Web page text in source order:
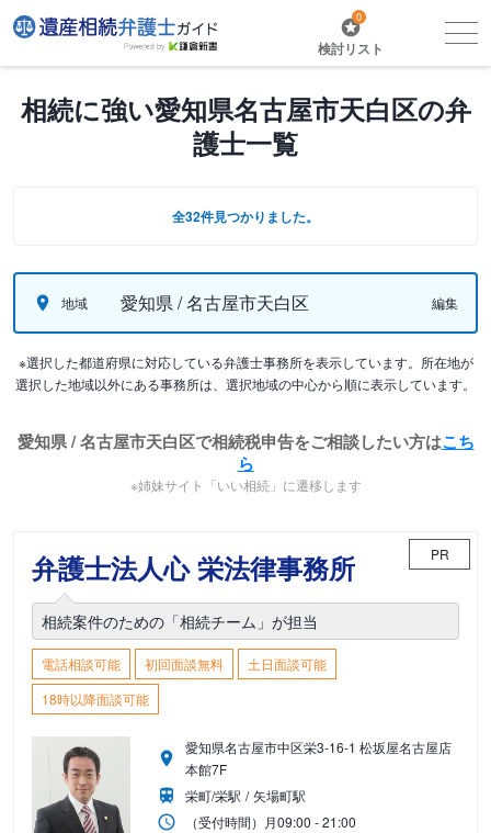
0
検討リスト
相続に強い愛知県名古屋市天白区の弁
護士一覧
全32件見つかりました。
地域 愛知県 / 名古屋市天白区 編集
※選択した都道府県に対応している弁護士事務所を表示しています。所在地が
選択した地域以外にある事務所は、選択地域の中心から順に表示しています。
愛知県 / 名古屋市天白区で相続税申告をご相談したい方はこち
ら
※姉妹サイト「いい相続」に遷移します
弁護士法人心 栄法律事務所 PR
相続案件のための「相続チーム」が担当
電話相談可能 初回面談無料
土日面談可能
18時以降面談可能
愛知県名古屋市中区栄3-16-1 松坂屋名古屋店
本館7F
栄町/栄駅
矢場町駅
（受付時間） 月09:00 - 21:00